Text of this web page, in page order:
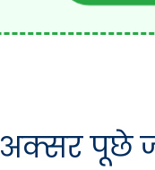
अक्सर पूछे